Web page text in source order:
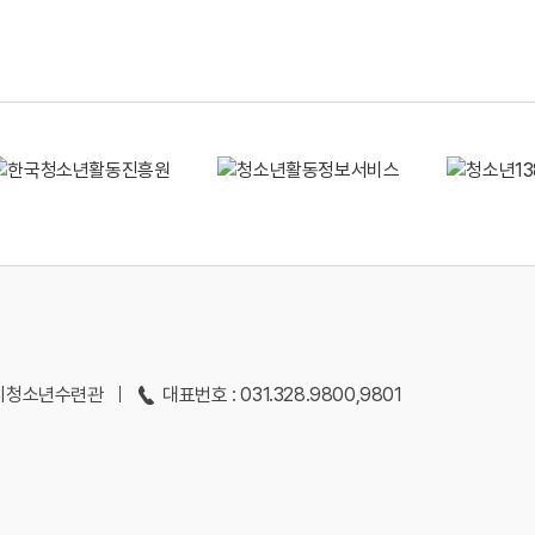
소년수련관
대표번호 : 031.328.9800,9801